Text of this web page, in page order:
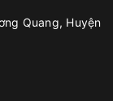
Quang, Huyện